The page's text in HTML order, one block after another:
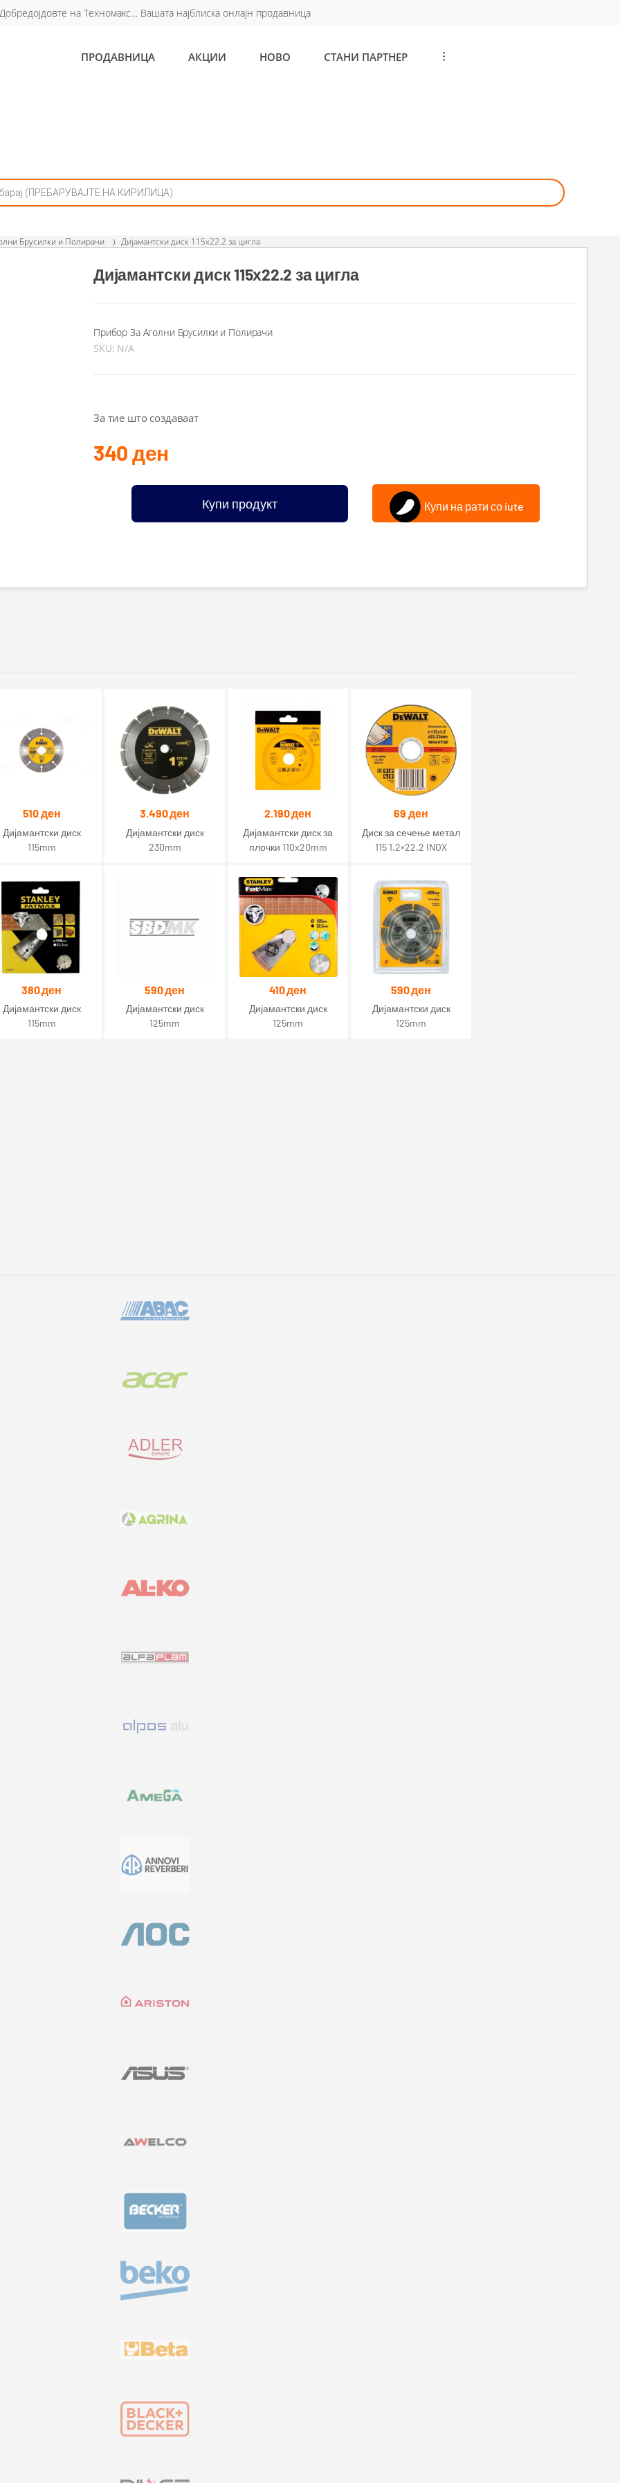
Добредојдовте на Техномакс… Вашата најблиска онлајн продавница
ПРОДАВНИЦА АКЦИИ НОВО СТАНИ ПАРТНЕР ...
Брусилки и Полирачи Дијамантски диск 115х22.2 за цигла
Дијамантски диск 115х22.2 за цигла
Прибор За Аголни Брусилки и Полирачи
SKU: N/A
За тие што создаваат
340ден
Купи продукт Купи на рати со iute
510ден
Дијамантски диск
115mm
3.490ден
Дијамантски диск
230mm
2.190ден
Дијамантски диск за
плочки 110x20mm
69 ден
Диск за сечење метал
115 1.2×22.2 INOX
380ден
Дијамантски диск
115mm
590ден
Дијамантски диск
125mm
410ден
Дијамантски диск
125mm
590ден
Дијамантски диск
125mm